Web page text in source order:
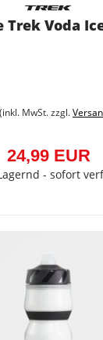
Voda
MwSt. zzgl.
24,99 EUR
- sofort